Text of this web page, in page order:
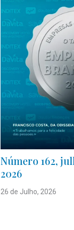
Número 162,
2026
26 de Julho, 2026